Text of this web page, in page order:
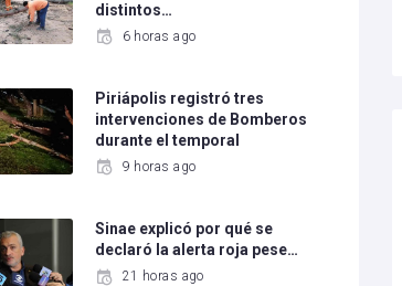
distintos…
6 horas ago
Piriápolis registró tres
intervenciones de Bomberos
durante el temporal
9 horas ago
Sinae explicó por qué se
declaró la alerta roja pese…
21 horas ago